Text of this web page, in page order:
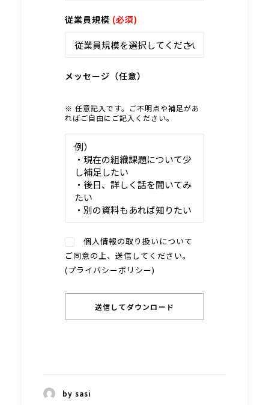
従業員規模 (必須)
メッセージ（任意）
※ 任意記入です。ご不明点や補足があ
ればご自由にご記入ください。
個人情報の取り扱いについて
ご同意の上、送信してください。
(プライバシーポリシー)
by sasi